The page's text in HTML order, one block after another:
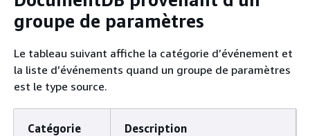
groupe de paramètres
Le tableau suivant affiche la catégorie d’événement et
la liste d’événements quand un groupe de paramètres
est le type source.
Catégorie Description